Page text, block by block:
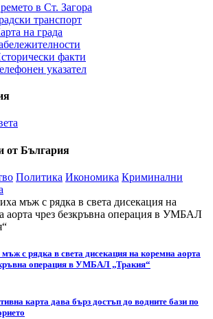
в Ст. Загора
транспорт
на града
факти
указател
от България
Политика Икономика Криминални
с рядка в света дисекация на коремна аорта
операция в УМБАЛ „Тракия“
карта дава бърз достъп до водните бази по